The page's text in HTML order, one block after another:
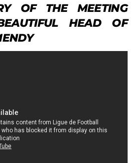
OF THE MEETING
HEAD OF